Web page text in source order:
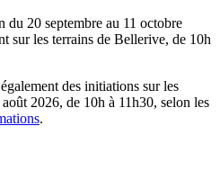
du 20 septembre au 11 octobre
sur les terrains de Bellerive, de 10h
des initiations sur les
2026, de 10h à 11h30, selon les
.